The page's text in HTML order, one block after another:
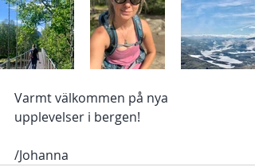
Varmt välkommen på nya
upplevelser i bergen!
/Johanna